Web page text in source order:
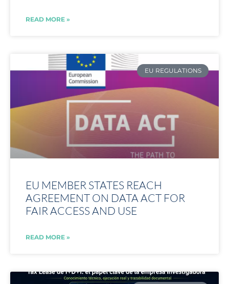
READ MORE »
EU REGULATIONS
EU MEMBER STATES REACH
AGREEMENT ON DATA ACT FOR
FAIR ACCESS AND USE
READ MORE »